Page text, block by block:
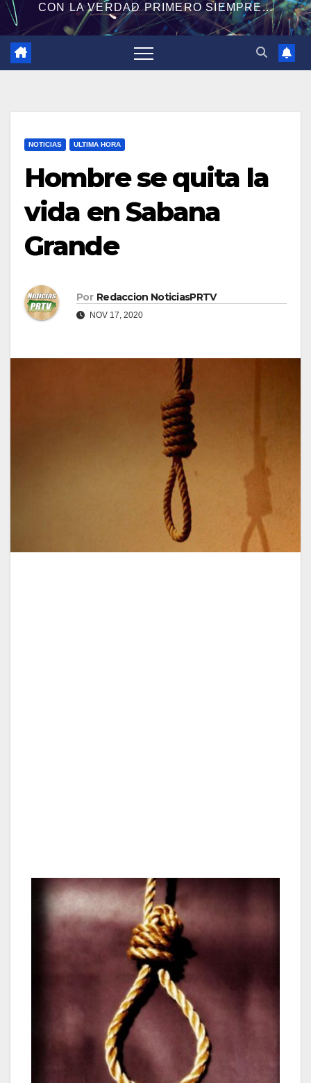
CON LA VERDAD PRIMERO SIEMPRE...
NOTICIAS ULTIMA HORA
Hombre se quita la
vida en Sabana
Grande
Por Redaccion NoticiasPRTV
NOV 17, 2020